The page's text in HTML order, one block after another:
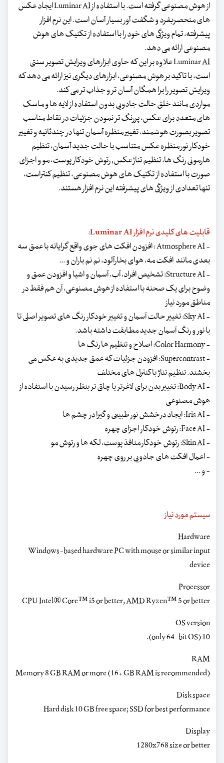
از هوش مصنوعی گرفته است. با استفاده از Luminar AI ایجاد عکس
های منحصربفرد و شگفت آور بسیار آسان است. این نرم افزار
پیشرفته، تمام ویژگی های خود را با استفاده از تکنیک های هوش
مصنوعی ارائه می دهد.
Luminar AI علاوه بر این که حاوی ابزارهای ویرایش تصویر سنتی
است، با تاکید بر هوش مصنوعی، ابزارهای دیگری نیز ارائه می دهد که
ویرایش تصویر را برا همگان آسان تر و جذاب تر می کند.
مواردی مانند خلق حالت جادویی بدون استفاده از لایه ها و ماسک
های متعدد برای عکس، پررنگ تر نمودن جزئیات در نقاط مناسب
تصویر بصورت هوشمند، تغییر منظره آسمان تنها در چندثانیه و تغییر
خودکار نور منظره عکس متناسب با حالت جدید آسمان، تنظیم
هارمونی رنگ ها، تنظیم تناژ عکس, رتوش خودکار پوست، مو و اجزای
صورت با استفاده از تکنیک های هوش مصنوعی، تنظیم کنتراست،
تنها تعدادی از ویژگی های پیشرفته این نرم افزار هستند.
قابلیت های کلیدی نرم افزار Luminar AI:
- Atmosphere AI : افزودن افکت های جوی واقع گرایانه با عمق سه
بعدی مانند افکت مه، هوای بخارآلود، نم نم باران و ...
- Structure AI: تشخیص افراد، آب، آسمان و اشیا و افزودن عمق و
وضوح برای یک صحنه با استفاده از هوش مصنوعی، آن هم فقط در
مناطق مورد نیاز
- Sky AI: تغییر حالت آسمان و تغییر خودکار رنگ های تصویر اصلی تا
با نور و رنگ آسمان جدید مطابقت داشته باشد.
- Color Harmony: اصلاح و تنظیم ها رنگ ها
- Supercontrast: افزودن جزئیات که عمق جدیدی به عکس می
بخشند. تنظیم تناژ با کنترل های مختلف
- Body AI: تغییر بدن برای لاغرتر یا چاق تر بنظر رسیدن با استفاده از
هوش مصنوعی
- Iris AI: ایجاد درخشش نور طبیعی و گیرا در چشم ها
- Face AI: رتوش خودکار اجزای چهره
- Skin AI: رتوش خودکار منافذ پوست، لکه ها و رتوش مو
- اعمال افکت های جادویی بر روی چهره
- و ...
سیستم مورد نیاز
Hardware
Windows-based hardware PC with mouse or similar input
device
Processor
CPU Intel® Core™ i5 or better, AMD Ryzen™ 5 or better
OS version
10 (only 64-bit OS).
RAM
Memory 8 GB RAM or more (16+ GB RAM is recommended)
Disk space
Hard disk 10 GB free space; SSD for best performance
Display
1280x768 size or better